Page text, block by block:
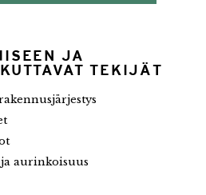
JA
TEKIJÄT
aurinkoisuus